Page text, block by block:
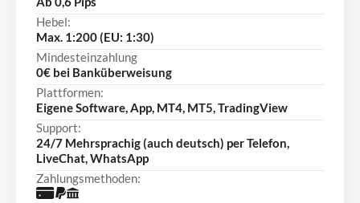
Hebel:
Max. 1:200 (EU: 1:30)
Mindesteinzahlung
0€ bei Banküberweisung
Plattformen:
Eigene Software, App, MT4, MT5, TradingView
Support:
24/7 Mehrsprachig (auch deutsch) per Telefon,
LiveChat, WhatsApp
Zahlungsmethoden: